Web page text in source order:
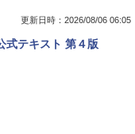
Neo A18 Proチッ
に設計、Liquid Ret
ド 10,000円 デジタ
更新日時：2026/08/06 06:05
式テキスト 第４版